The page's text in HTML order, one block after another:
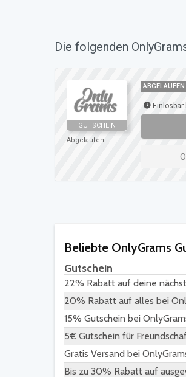
Die folgenden
GUTSCHEIN
Abgelaufen
ABGELAUFEN
Einlösbar
Beliebte OnlyGrams
Gutschein
22% Rabatt auf deine
20% Rabatt auf alles bei
15% Gutschein bei
5€ Gutschein für
Gratis Versand bei
Bis zu 30% Rabatt auf